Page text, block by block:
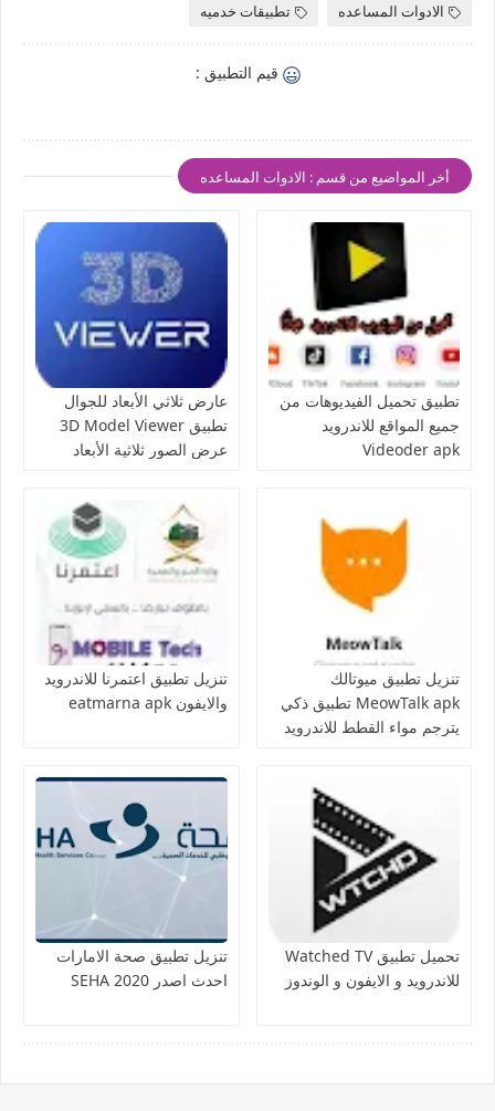
الادوات المساعده تطبيقات خدميه
قيم التطبيق :
أخر المواضيع من قسم : الادوات المساعده
تطبيق تحميل الفيديوهات من
جميع المواقع للاندرويد
Videoder apk
عارض ثلاثي الأبعاد للجوال
تطبيق 3D Model Viewer
عرض الصور ثلاثية الأبعاد
تنزيل تطبيق ميوتالك
MeowTalk apk تطبيق ذكي
يترجم مواء القطط للاندرويد
تنزيل تطبيق اعتمرنا للاندرويد
والايفون eatmarna apk
تحميل تطبيق Watched TV
للاندرويد و الايفون و الوندوز
تنزيل تطبيق صحة الامارات
احدث اصدر 2020 SEHA